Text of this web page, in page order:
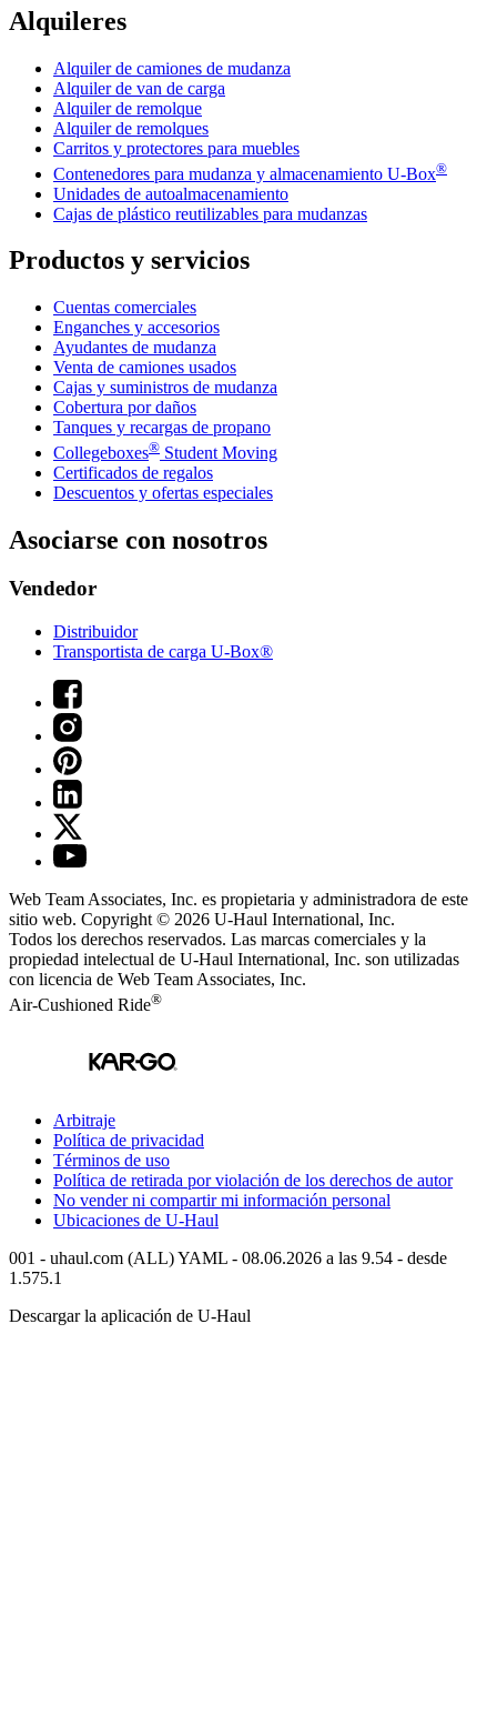
Alquileres
Alquiler de camiones de mudanza
Alquiler de van de carga
Alquiler de remolque
Alquiler de remolques
Carritos y protectores para muebles
Contenedores para mudanza y almacenamiento U-Box®
Unidades de autoalmacenamiento
Cajas de plástico reutilizables para mudanzas
Productos y servicios
Cuentas comerciales
Enganches y accesorios
Ayudantes de mudanza
Venta de camiones usados
Cajas y suministros de mudanza
Cobertura por daños
Tanques y recargas de propano
Collegeboxes® Student Moving
Certificados de regalos
Descuentos y ofertas especiales
Asociarse con nosotros
Vendedor
Distribuidor
Transportista de carga U-Box®
Web Team Associates, Inc. es propietaria y administradora de este
sitio web. Copyright © 2026 U-Haul International, Inc.
Todos los derechos reservados. Las marcas comerciales y la
propiedad intelectual de U-Haul International, Inc. son utilizadas
con licencia de Web Team Associates, Inc.
Air-Cushioned Ride®
Arbitraje
Política de privacidad
Términos de uso
Política de retirada por violación de los derechos de autor
No vender ni compartir mi información personal
Ubicaciones de U-Haul
001 - uhaul.com (ALL) YAML - 08.06.2026 a las 9.54 - desde
1.575.1
Descargar la aplicación de U-Haul